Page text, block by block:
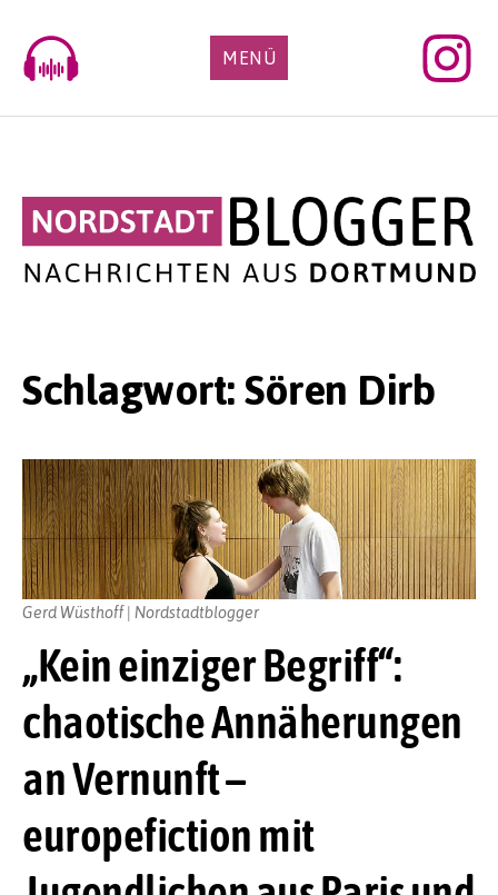
content
MENÜ
Schlagwort:Sören Dirb
„Kein einziger Begriff“:
chaotische Annäherungen
an Vernunft –
europefiction mit
Gerd Wüsthoff | Nordstadtblogger